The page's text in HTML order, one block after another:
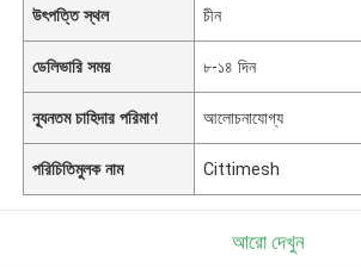
উৎপত্তি স্থল চীন
ডেলিভারি সময় ৮-১৪ দিন
ন্যূনতম চাহিদার পরিমাণ আলোচনাযোগ্য
পরিচিতিমুলক নাম Cittimesh
আরো দেখুন